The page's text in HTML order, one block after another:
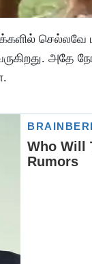
செல்லவே
அதே